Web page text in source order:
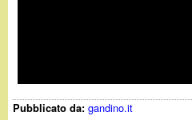
y
Pubblicato da:gandino.it